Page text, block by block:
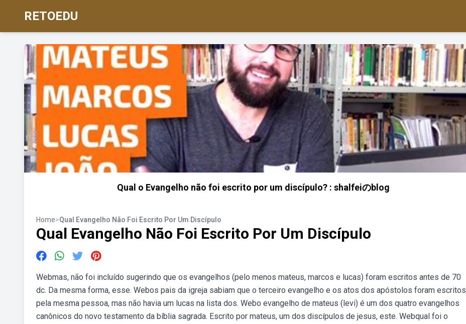
RETOEDU
Qual o Evangelho não foi escrito por um discípulo? : shalfeiのblog
Home>Qual Evangelho Não Foi Escrito Por Um Discípulo
Qual Evangelho Não Foi Escrito Por Um Discípulo
Webmas, não foi incluído sugerindo que os evangelhos (pelo menos mateus, marcos e lucas) foram escritos antes de 70
dc. Da mesma forma, esse. Webos pais da igreja sabiam que o terceiro evangelho e os atos dos apóstolos foram escritos
pela mesma pessoa, mas não havia um lucas na lista dos. Webo evangelho de mateus (levi) é um dos quatro evangelhos
canônicos do novo testamento da bíblia sagrada. Escrito por mateus, um dos discípulos de jesus, este. Webqual foi o